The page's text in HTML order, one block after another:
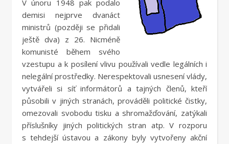
V únoru 1948 pak podalo
demisi nejprve dvanáct
ministrů (později se přidali
ještě dva) z 26. Nicméně
komunisté během svého
vzestupu a k posílení vlivu používali vedle legálních i
nelegální prostředky. Nerespektovali usnesení vlády,
vytvářeli si síť informátorů a tajných členů, kteří
působili v jiných stranách, prováděli politické čistky,
omezovali svobodu tisku a shromažďování, zatýkali
příslušníky jiných politických stran atp. V rozporu
s tehdejší ústavou a zákony byly vytvořeny akční